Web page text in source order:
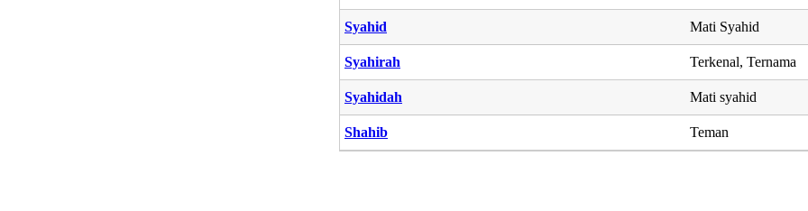
Syahid Mati Syahid
Syahirah Terkenal, Ternama
Syahidah Mati syahid
Shahib Teman